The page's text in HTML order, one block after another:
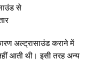
अल्ट्रासाउंड कराने में
आती थी। इसी तरह अन्य